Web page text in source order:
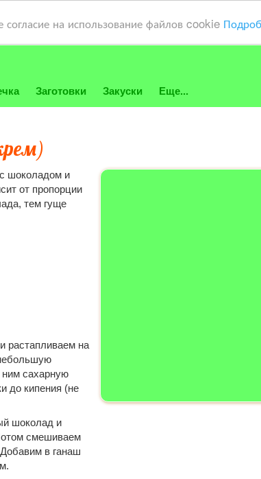
на использование файлов cookie
Заготовки Закуски Еще...
шоколадом и
от пропорции
тем гуще
растапливаем на
сахарную
до кипения (не
шоколад и
смешиваем
в ганаш